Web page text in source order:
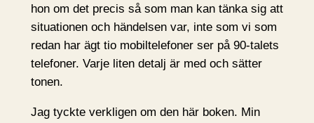
hon om det precis så som man kan tänka sig att
situationen och händelsen var, inte som vi som
redan har ägt tio mobiltelefoner ser på 90-talets
telefoner. Varje liten detalj är med och sätter
tonen.
Jag tyckte verkligen om den här boken. Min